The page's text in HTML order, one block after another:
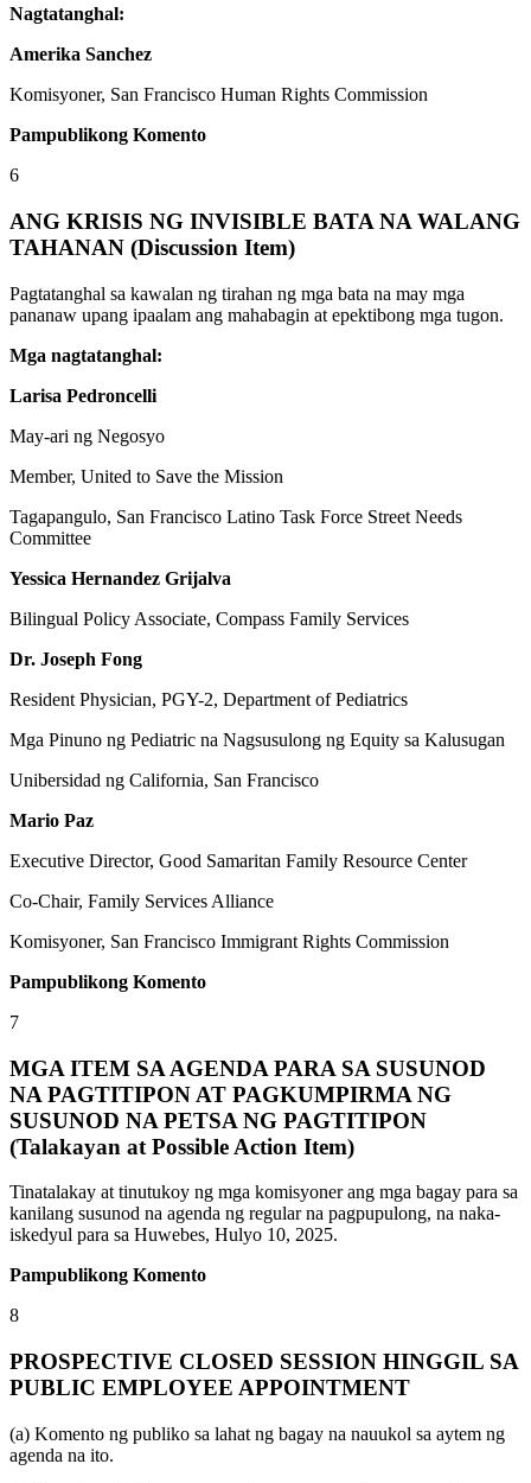
Nagtatanghal:
Amerika Sanchez
Komisyoner, San Francisco Human Rights Commission
Pampublikong Komento
6
ANG KRISIS NG INVISIBLE BATA NA WALANG
TAHANAN (Discussion Item)
Pagtatanghal sa kawalan ng tirahan ng mga bata na may mga
pananaw upang ipaalam ang mahabagin at epektibong mga tugon.
Mga nagtatanghal:
Larisa Pedroncelli
May-ari ng Negosyo
Member, United to Save the Mission
Tagapangulo, San Francisco Latino Task Force Street Needs
Committee
Yessica Hernandez Grijalva
Bilingual Policy Associate, Compass Family Services
Dr. Joseph Fong
Resident Physician, PGY-2, Department of Pediatrics
Mga Pinuno ng Pediatric na Nagsusulong ng Equity sa Kalusugan
Unibersidad ng California, San Francisco
Mario Paz
Executive Director, Good Samaritan Family Resource Center
Co-Chair, Family Services Alliance
Komisyoner, San Francisco Immigrant Rights Commission
Pampublikong Komento
7
MGA ITEM SA AGENDA PARA SA SUSUNOD
NA PAGTITIPON AT PAGKUMPIRMA NG
SUSUNOD NA PETSA NG PAGTITIPON
(Talakayan at Possible Action Item)
Tinatalakay at tinutukoy ng mga komisyoner ang mga bagay para sa
kanilang susunod na agenda ng regular na pagpupulong, na naka-
iskedyul para sa Huwebes, Hulyo 10, 2025.
Pampublikong Komento
8
PROSPECTIVE CLOSED SESSION HINGGIL SA
PUBLIC EMPLOYEE APPOINTMENT
(a) Komento ng publiko sa lahat ng bagay na nauukol sa aytem ng
agenda na ito.